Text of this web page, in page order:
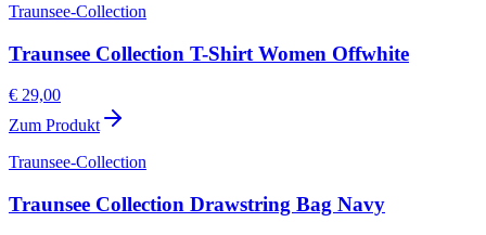
Traunsee-Collection
Traunsee Collection T-Shirt Women Offwhite
€ 29,00
Zum Produkt
Traunsee-Collection
Traunsee Collection Drawstring Bag Navy